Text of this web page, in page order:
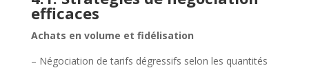
efficaces
Achats en volume et fidélisation
– Négociation de tarifs dégressifs selon les quantités